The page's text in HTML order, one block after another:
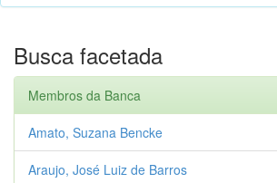
Busca facetada
Membros da Banca
Amato, Suzana Bencke
Araujo, José Luiz de Barros